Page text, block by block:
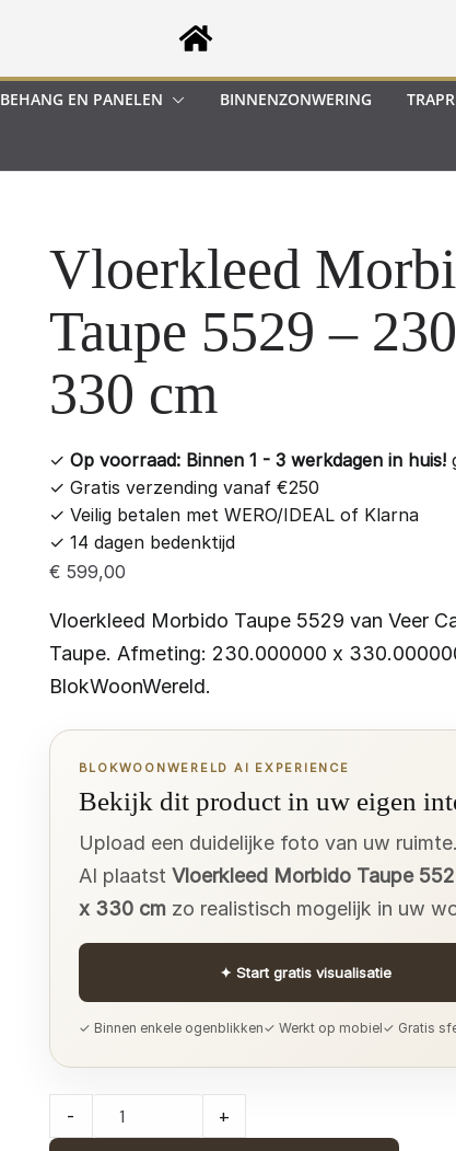
BEHANG EN PANELEN BINNENZONWERING
Vloerkleed
Taupe 5529 –
330 cm
✓ Op voorraad: Binnen 1 - 3 werkdagen in huis!
✓ Gratis verzending vanaf €250
✓ Veilig betalen met WERO/IDEAL of Klarna
✓ 14 dagen bedenktijd
€ 599,00
Vloerkleed Morbido Taupe 5529 van Veer
Taupe. Afmeting: 230.000000 x
BlokWoonWereld.
BLOKWOONWERELD AI EXPERIENCE
Bekijk dit product in uw eigen
Upload een duidelijke foto van uw
AI plaatst Vloerkleed Morbido Taupe
x 330 cmzo realistisch mogelijk in uw
✦ Start gratis visualisatie
✓ Binnen enkele ogenblikken✓ Werkt op mobiel✓ Gratis
Vloerkleed
Morbido
- +